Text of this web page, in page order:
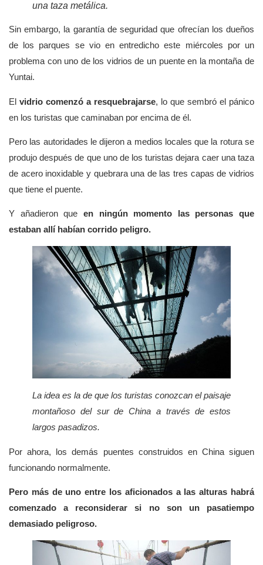
una taza metálica.
Sin embargo, la garantía de seguridad que ofrecían los dueños
de los parques se vio en entredicho este miércoles por un
problema con uno de los vidrios de un puente en la montaña de
Yuntai.
El vidrio comenzó a resquebrajarse, lo que sembró el pánico
en los turistas que caminaban por encima de él.
Pero las autoridades le dijeron a medios locales que la rotura se
produjo después de que uno de los turistas dejara caer una taza
de acero inoxidable y quebrara una de las tres capas de vidrios
que tiene el puente.
Y añadieron que en ningún momento las personas que
estaban allí habían corrido peligro.
La idea es la de que los turistas conozcan el paisaje
montañoso del sur de China a través de estos
largos pasadizos.
Por ahora, los demás puentes construidos en China siguen
funcionando normalmente.
Pero más de uno entre los aficionados a las alturas habrá
comenzado a reconsiderar si no son un pasatiempo
demasiado peligroso.